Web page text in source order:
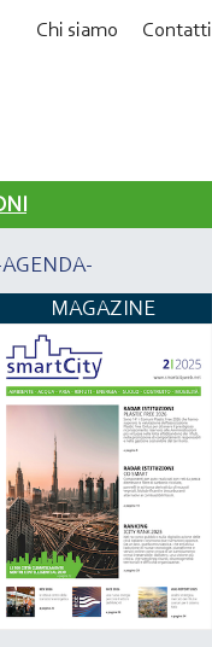
Chi siamo Contatti
MAGAZINE